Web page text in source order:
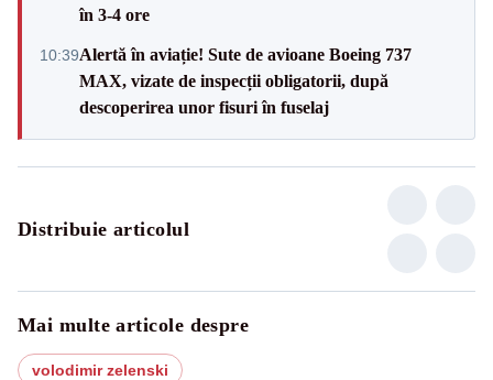
în 3-4 ore
10:39Alertă în aviație! Sute de avioane Boeing 737
MAX, vizate de inspecții obligatorii, după
descoperirea unor fisuri în fuselaj
Distribuie articolul
Mai multe articole despre
volodimir zelenski